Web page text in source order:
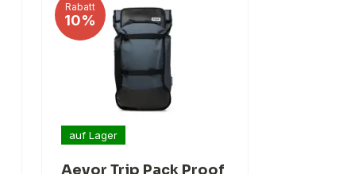
Rabatt
10%
auf Lager
Aevor Trip Pack Proof